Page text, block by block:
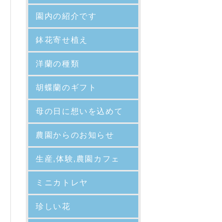
園内の紹介です
鉢花寄せ植え
洋蘭の種類
胡蝶蘭のギフト
母の日に想いを込めて
農園からのお知らせ
生産,体験,農園カフェ
ミニカトレヤ
珍しい花